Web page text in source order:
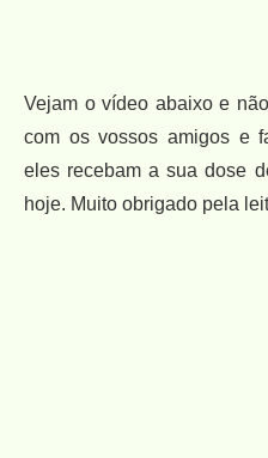
Vejam o vídeo abaixo e
com os vossos amigos e
eles recebam a sua dose
hoje. Muito obrigado pela